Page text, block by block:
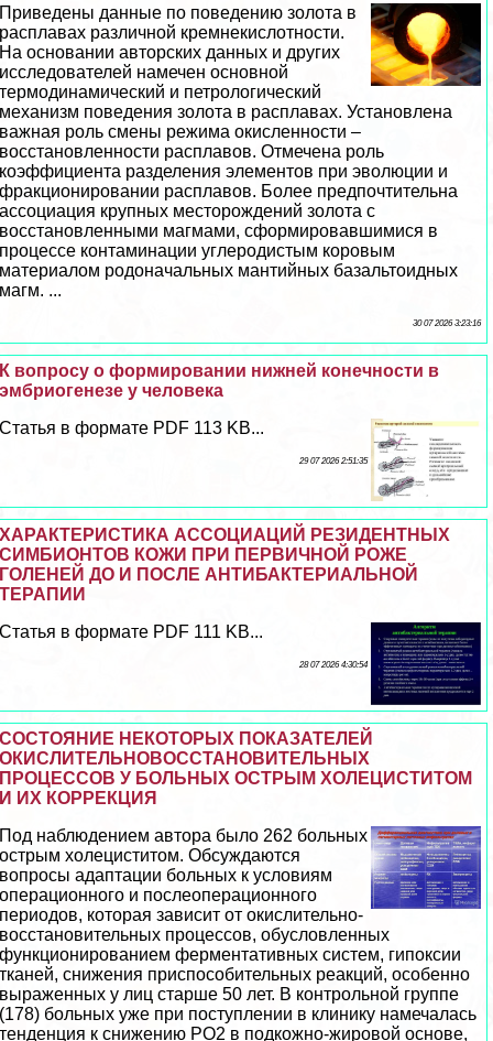
Приведены данные по поведению золота в
расплавах различной кремнекислотности.
На основании авторских данных и других
исследователей намечен основной
термодинамический и петрологический
механизм поведения золота в расплавах. Установлена
важная роль смены режима окисленности –
восстановленности расплавов. Отмечена роль
коэффициента разделения элементов при эволюции и
фpaкционировании расплавов. Более предпочтительна
ассоциация крупных месторождений золота с
восстановленными магмами, сформировавшимися в
процессе контаминации углеродистым коровым
материалом родоначальных мантийных базальтоидных
магм. ...
30 07 2026 3:23:16
К вопросу о формировании нижней конечности в
эмбриогенезе у человека
Статья в формате PDF 113 KB...
29 07 2026 2:51:35
ХАРАКТЕРИСТИКА АССОЦИАЦИЙ РЕЗИДЕНТНЫХ
СИМБИОНТОВ КОЖИ ПРИ ПЕРВИЧНОЙ РОЖЕ
ГОЛЕНЕЙ ДО И ПОСЛЕ АНТИБАКТЕРИАЛЬНОЙ
ТЕРАПИИ
Статья в формате PDF 111 KB...
28 07 2026 4:30:54
СОСТОЯНИЕ НЕКОТОРЫХ ПОКАЗАТЕЛЕЙ
ОКИСЛИТЕЛЬНОВОССТАНОВИТЕЛЬНЫХ
ПРОЦЕССОВ У БОЛЬНЫХ ОСТРЫМ ХОЛЕЦИСТИТОМ
И ИХ КОРРЕКЦИЯ
Под наблюдением автора было 262 больных
острым холециститом. Обсуждаются
вопросы адаптации больных к условиям
операционного и послеоперационного
периодов, которая зависит от окислительно-
восстановительных процессов, обусловленных
функционированием ферментативных систем, гипоксии
тканей, снижения приспособительных реакций, особенно
выраженных у лиц старше 50 лет. В контрольной группе
(178) больных уже при поступлении в клинику намечалась
тенденция к снижению РО2 в подкожно-жировой основе,